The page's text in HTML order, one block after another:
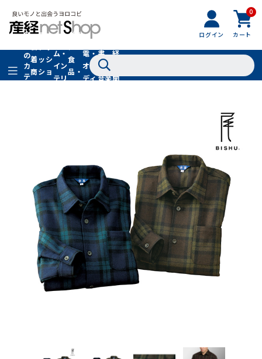
ログイン
0
カート
全
の
カ
テ
着
商
品
フ
ッ
シ
ョ
フ
ァ
シ
ョ
ン
ム・
イン
テリ
グル
食
品・
ドリ
家
電・
オー
ディ
書
籍・
音楽
経
聞